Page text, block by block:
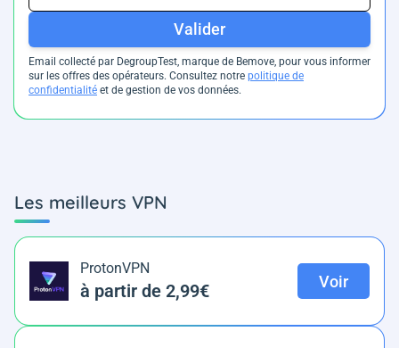
Valider
Email collecté par DegroupTest, marque de Bemove, pour vous informer
sur les offres des opérateurs. Consultez notre politique de
confidentialité et de gestion de vos données.
Les meilleurs VPN
ProtonVPN
à partir de 2,99€ Voir